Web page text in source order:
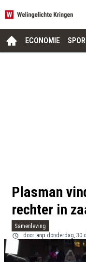
ECONOMIE
Plasman
rechter in
Samenleving
door anp donderdag, 30